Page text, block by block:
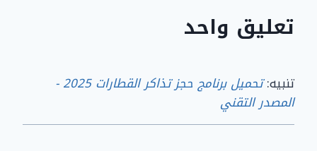
تعليق واحد
تنبيه:
تحميل برنامج حجز تذاكر القطارات 2025 -
المصدر التقني